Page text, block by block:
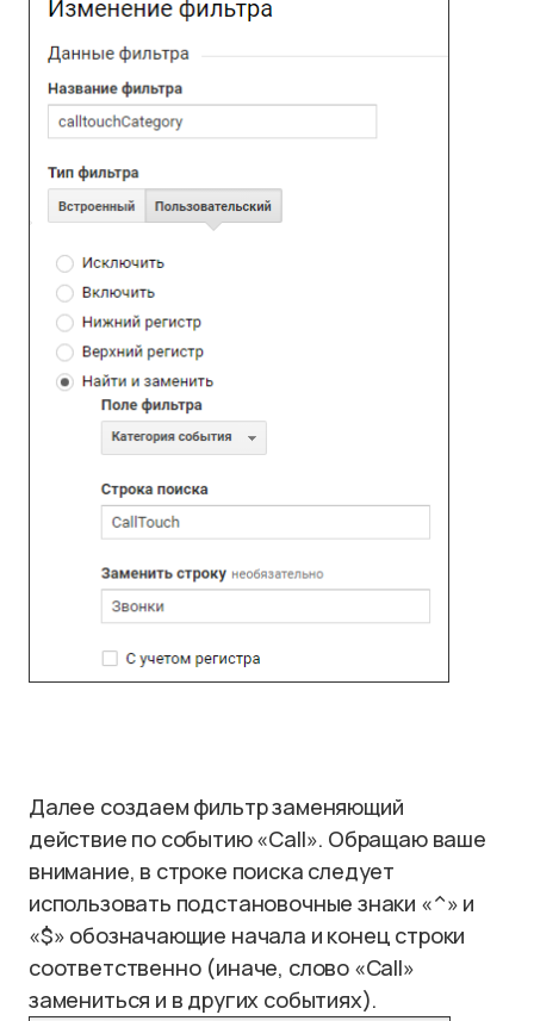
Далее создаем фильтр заменяющий
действие по событию «Call». Обращаю ваше
внимание, в строке поиска следует
использовать подстановочные знаки «^» и
«$» обозначающие начала и конец строки
соответственно (иначе, слово «Call»
замениться и в других событиях).